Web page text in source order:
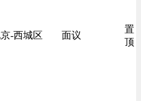
-西城区 面议
置
顶